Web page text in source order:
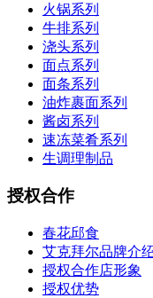
火锅系列
牛排系列
浇头系列
面点系列
面条系列
油炸裹面系列
酱卤系列
速冻菜肴系列
生调理制品
授权合作
春花邱食
艾克拜尔品牌介
授权合作店形象
授权优势